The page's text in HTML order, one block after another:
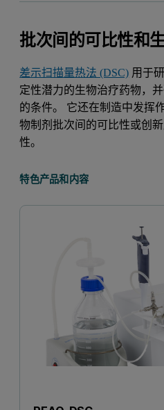
批次间的可比性和
差示扫描量热法 (DSC) 用于
定性潜力的生物治疗药物，
的条件。 它还在制造中发挥
物制剂批次间的可比性或创
性。
特色产品和内容